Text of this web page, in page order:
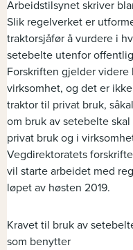
Arbeidstilsynet skriver
Slik regelverket er
traktorsjåfør å vurdere i
setebelte utenfor
Forskriften gjelder
virksomhet, og det er
traktor til privat bruk,
om bruk av setebelte
privat bruk og i
Vegdirektoratets
vil starte arbeidet med
løpet av høsten 2019.
Kravet til bruk av
som benytter